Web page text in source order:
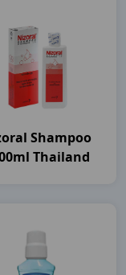
Shampoo
Thailand